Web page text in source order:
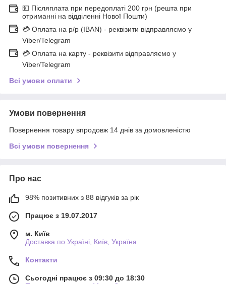
💵 Післяплата при передоплаті 200 грн (решта при
отриманні на відділенні Нової Пошти)
💳 Оплата на р/р (IBAN) - реквізити відправляємо у
Viber/Telegram
💳 Оплата на карту - реквізити відправляємо у
Viber/Telegram
Всі умови оплати
Умови повернення
Повернення товару впродовж 14 днів за домовленістю
Всі умови повернення
Про нас
98% позитивних з 88 відгуків за рік
Працює з 19.07.2017
м. Київ
Доставка по Україні, Київ, Україна
Контакти
Сьогодні працює з 09:30 до 18:30